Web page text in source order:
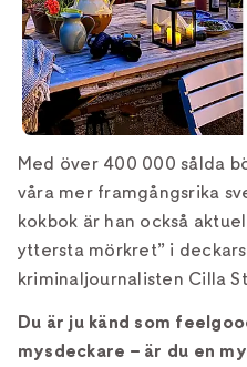
Med över 400 000 sålda
våra mer framgångsrika
kokbok är han också
yttersta mörkret” i
kriminaljournalisten Cilla
Du är ju känd som
mysdeckare – är du en